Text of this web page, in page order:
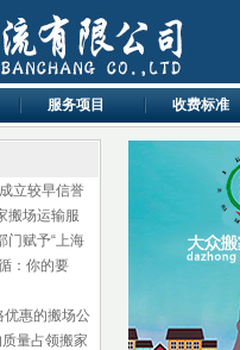
服务项目 收费标准
立较早信誉
搬场运输服
门赋予“上海
：你的要
优惠的搬场公
量占领搬家